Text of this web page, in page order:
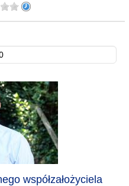
współzałożyciela